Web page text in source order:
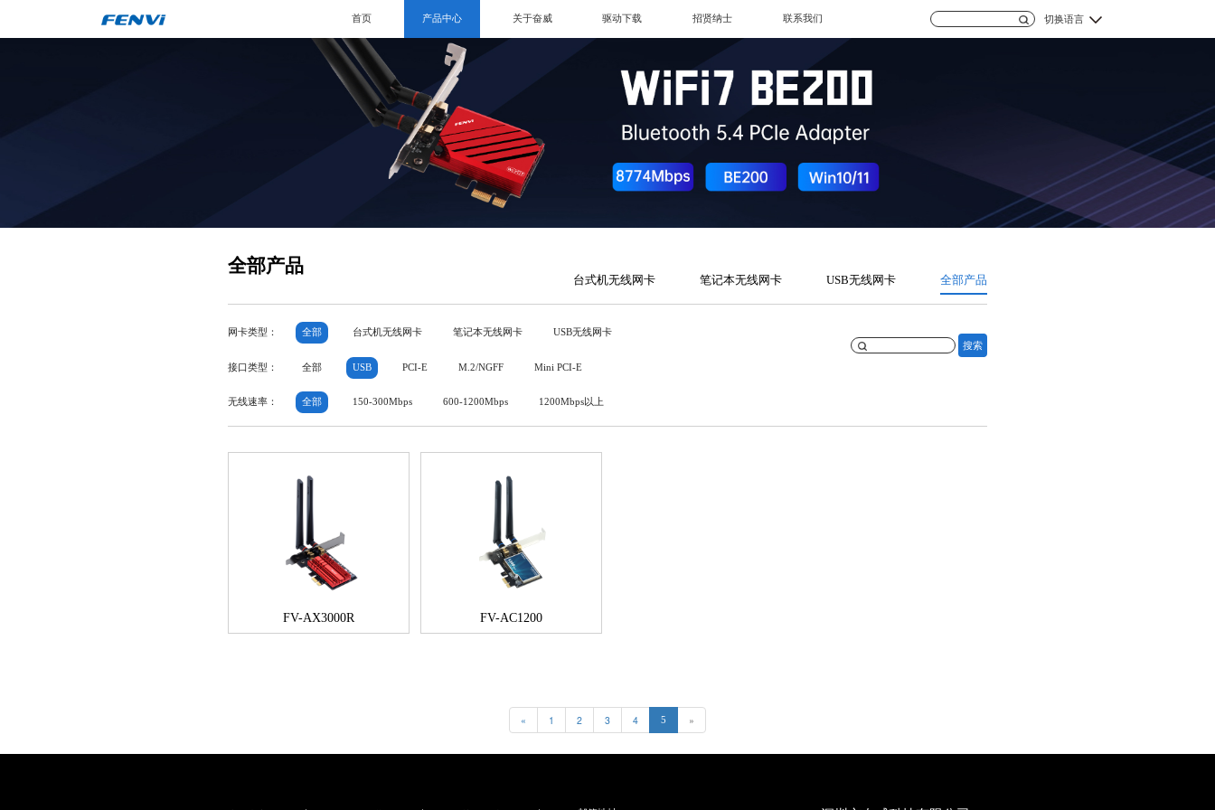
首页 产品中心 关于奋威 驱动下载 招贤纳士 联系我们 切换语言
全部产品
台式机无线网卡 笔记本无线网卡 USB无线网卡 全部产品
网卡类型： 全部 台式机无线网卡 笔记本无线网卡 USB无线网卡
搜索
接口类型： 全部 USB PCI-E M.2/NGFF Mini PCI-E
无线速率： 全部 150-300Mbps 600-1200Mbps 1200Mbps以上
FV-AX3000R FV-AC1200
« 1 2 3 4 5 »